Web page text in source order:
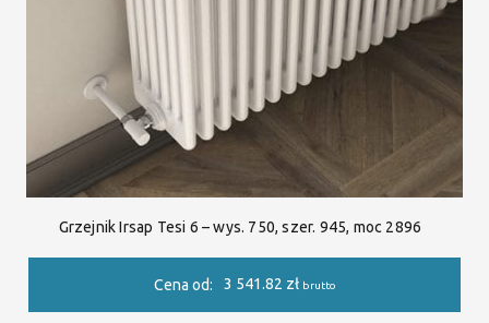
Grzejnik Irsap Tesi 6 – wys. 750, szer. 945, moc 2896
Cena od: 3 541.82 zł brutto